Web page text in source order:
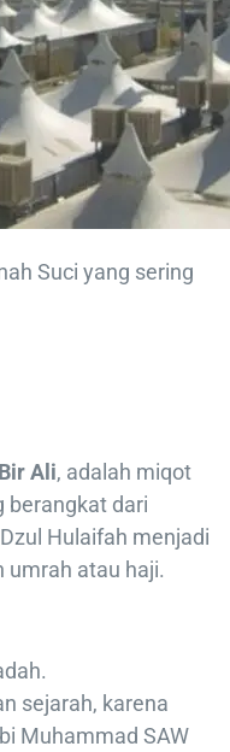
Suci yang sering
Bir Ali, adalah miqot
berangkat dari
Hulaifah menjadi
umrah atau haji.
sejarah, karena
Muhammad SAW